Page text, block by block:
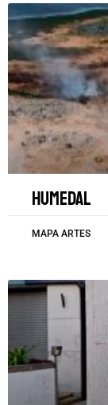
Humedal
MAPA ARTES